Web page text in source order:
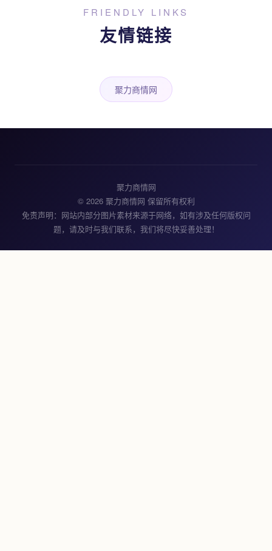
FRIENDLY LINKS
友情链接
聚力商情网
聚力商情网
© 2026 聚力商情网 保留所有权利
免责声明：网站内部分图片素材来源于网络，如有涉及任何版权问
题，请及时与我们联系，我们将尽快妥善处理！